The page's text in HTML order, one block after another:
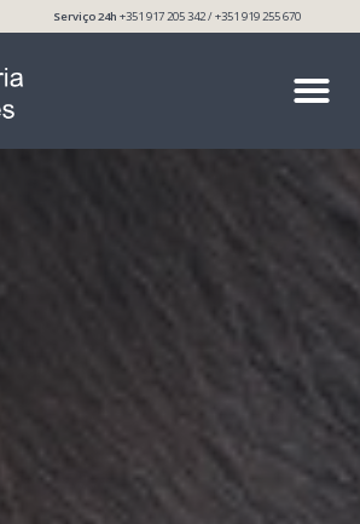
Serviço 24h+351 917 205 342 / +351 919 255 670